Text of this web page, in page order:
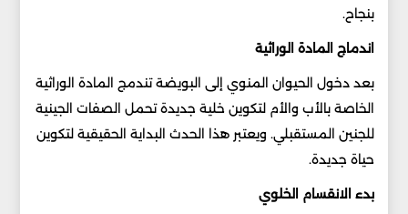
بنجاح.
اندماج المادة الوراثية
بعد دخول الحيوان المنوي إلى البويضة تندمج المادة الوراثية
الخاصة بالأب والأم لتكوين خلية جديدة تحمل الصفات الجينية
للجنين المستقبلي. ويعتبر هذا الحدث البداية الحقيقية لتكوين
حياة جديدة.
بدء الانقسام الخلوي